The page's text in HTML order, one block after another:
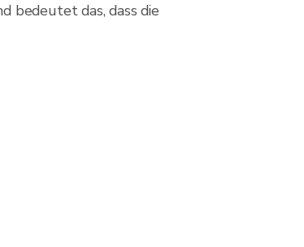
bedeutet das, dass die